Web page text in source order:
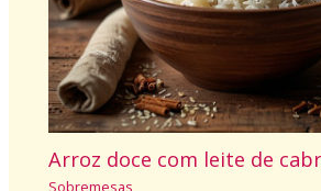
Arroz doce com leite de
Sobremesas